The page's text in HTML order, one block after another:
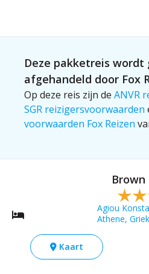
Deze pakketreis wordt
afgehandeld door Fox
Op deze reis zijn de ANVR
SGR reizigersvoorwaarden
voorwaarden Fox Reizen
Brown
Agiou
Athene,
Kaart